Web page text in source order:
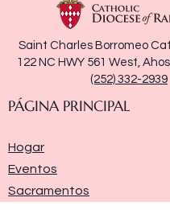
Saint Charles Borromeo
122 NC HWY 561 West,
(252) 332-2939
PÁGINA PRINCIPAL
Hogar
Eventos
Sacramentos